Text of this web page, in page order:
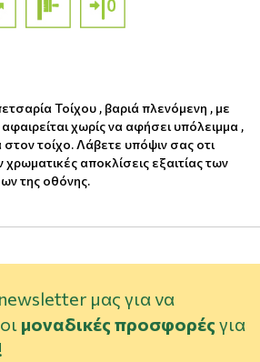
Τοίχου , βαριά πλενόμενη , με
χωρίς να αφήσει υπόλειμμα ,
τοίχο. Λάβετε υπόψιν σας οτι
αποκλίσεις εξαιτίας των
της οθόνης.
μας για να
μοναδικές προσφορές για